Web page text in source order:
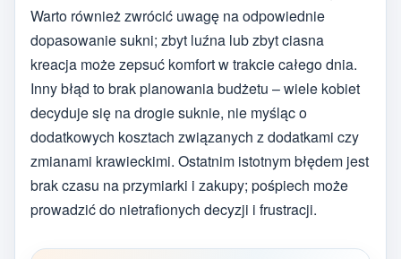
Warto również zwrócić uwagę na odpowiednie
dopasowanie sukni; zbyt luźna lub zbyt ciasna
kreacja może zepsuć komfort w trakcie całego dnia.
Inny błąd to brak planowania budżetu – wiele kobiet
decyduje się na drogie suknie, nie myśląc o
dodatkowych kosztach związanych z dodatkami czy
zmianami krawieckimi. Ostatnim istotnym błędem jest
brak czasu na przymiarki i zakupy; pośpiech może
prowadzić do nietrafionych decyzji i frustracji.